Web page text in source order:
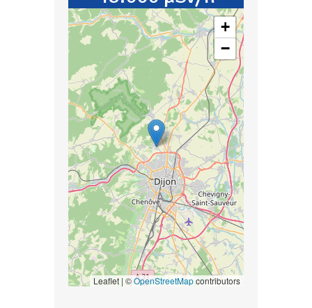
+
−
Leaflet | ©OpenStreetMapcontributors